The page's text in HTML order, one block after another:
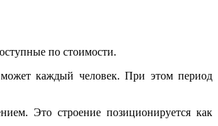
по стоимости.
каждый человек. При этом период
Это строение позиционируется как